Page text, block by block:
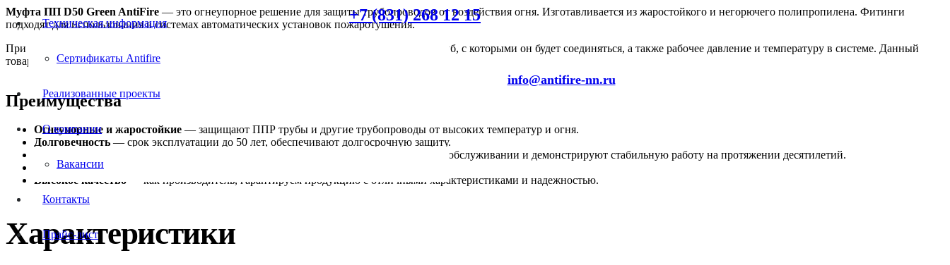
+7 (831) 268 12 15
info@antifire-nn.ru
Техническая информация
Сертификаты Antifire
Реализованные проекты
О компании
Вакансии
Контакты
Прайс-лист
Муфта ПП D50 Green AntiFire — это огнеупорное решение для защиты трубопроводов от воздействия огня. Изготавливается из жаростойкого и негорючего полипропилена. Фитинги
подходят для использования в системах автоматических установок пожаротушения.
При выборе противопожарного фитинга для вашего проекта важно учитывать диаметр труб, с которыми он будет соединяться, а также рабочее давление и температуру в системе. Данный
товар имеет диаметр50, цветЗелёный
Преимущества
Огнеупорные и жаростойкие — защищают ППР трубы и другие трубопроводы от высоких температур и огня.
Долговечность — срок эксплуатации до 50 лет, обеспечивают долгосрочную защиту.
— простой монтаж, эти фитинги не нуждаются в специальном обслуживании и демонстрируют стабильную работу на протяжении десятилетий.
Низкие эксплуатационные расходы.
Высокое качество — как производитель, гарантируем продукцию с отличными характеристиками и надежностью.
Характеристики